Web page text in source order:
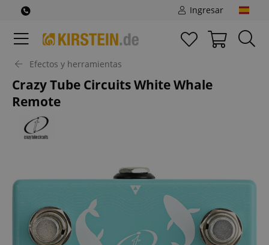
Ingresar
Efectos y herramientas
Crazy Tube Circuits White Whale
Remote